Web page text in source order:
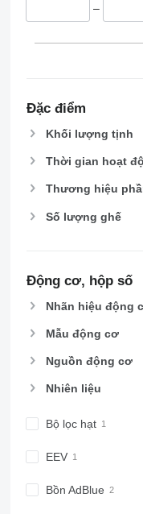
–
Đặc điểm
Khối lượng tịnh
Thời gian hoạt
Thương hiệu
Số lượng ghế
Động cơ, hộp số
Nhãn hiệu động
Mẫu động cơ
Nguồn động cơ
Nhiên liệu
Bộ lọc hạt
EEV
Bồn AdBlue